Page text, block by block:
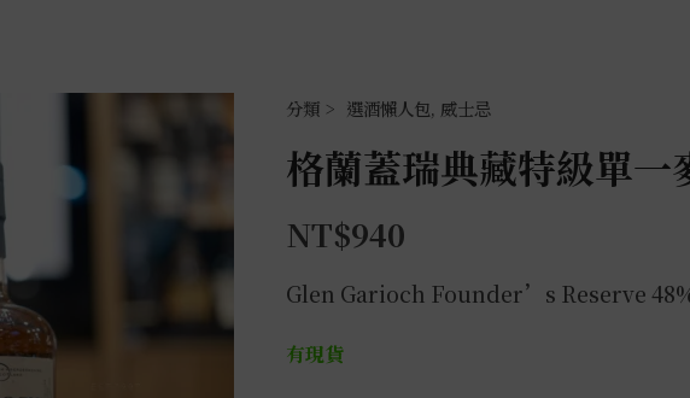
選酒懶人包, 威士忌
格蘭蓋瑞典藏特級單
NT$940
Glen Garioch Founder’s Reserve
有現貨